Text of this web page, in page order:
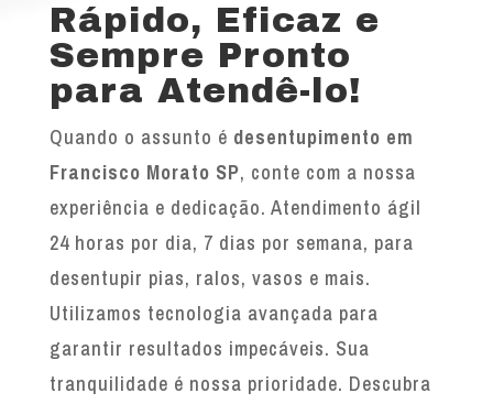
Rápido, Eficaz e
Sempre Pronto
para Atendê-lo!
Quando o assunto é desentupimento em
Francisco Morato SP, conte com a nossa
experiência e dedicação. Atendimento ágil
24 horas por dia, 7 dias por semana, para
desentupir pias, ralos, vasos e mais.
Utilizamos tecnologia avançada para
garantir resultados impecáveis. Sua
tranquilidade é nossa prioridade. Descubra